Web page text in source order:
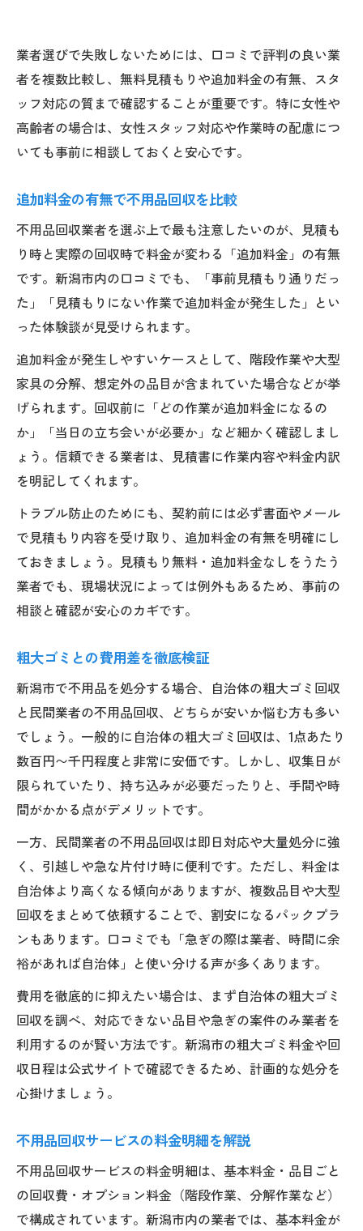
業者選びで失敗しないためには、口コミで評判の良い業
者を複数比較し、無料見積もりや追加料金の有無、スタ
ッフ対応の質まで確認することが重要です。特に女性や
高齢者の場合は、女性スタッフ対応や作業時の配慮につ
いても事前に相談しておくと安心です。
追加料金の有無で不用品回収を比較
不用品回収業者を選ぶ上で最も注意したいのが、見積も
り時と実際の回収時で料金が変わる「追加料金」の有無
です。新潟市内の口コミでも、「事前見積もり通りだっ
た」「見積もりにない作業で追加料金が発生した」とい
った体験談が見受けられます。
追加料金が発生しやすいケースとして、階段作業や大型
家具の分解、想定外の品目が含まれていた場合などが挙
げられます。回収前に「どの作業が追加料金になるの
か」「当日の立ち会いが必要か」など細かく確認しまし
ょう。信頼できる業者は、見積書に作業内容や料金内訳
を明記してくれます。
トラブル防止のためにも、契約前には必ず書面やメール
で見積もり内容を受け取り、追加料金の有無を明確にし
ておきましょう。見積もり無料・追加料金なしをうたう
業者でも、現場状況によっては例外もあるため、事前の
相談と確認が安心のカギです。
粗大ゴミとの費用差を徹底検証
新潟市で不用品を処分する場合、自治体の粗大ゴミ回収
と民間業者の不用品回収、どちらが安いか悩む方も多い
でしょう。一般的に自治体の粗大ゴミ回収は、1点あたり
数百円〜千円程度と非常に安価です。しかし、収集日が
限られていたり、持ち込みが必要だったりと、手間や時
間がかかる点がデメリットです。
一方、民間業者の不用品回収は即日対応や大量処分に強
く、引越しや急な片付け時に便利です。ただし、料金は
自治体より高くなる傾向がありますが、複数品目や大型
回収をまとめて依頼することで、割安になるパックプラ
ンもあります。口コミでも「急ぎの際は業者、時間に余
裕があれば自治体」と使い分ける声が多くあります。
費用を徹底的に抑えたい場合は、まず自治体の粗大ゴミ
回収を調べ、対応できない品目や急ぎの案件のみ業者を
利用するのが賢い方法です。新潟市の粗大ゴミ料金や回
収日程は公式サイトで確認できるため、計画的な処分を
心掛けましょう。
不用品回収サービスの料金明細を解説
不用品回収サービスの料金明細は、基本料金・品目ごと
の回収費・オプション料金（階段作業、分解作業など）
で構成されています。新潟市内の業者では、基本料金が